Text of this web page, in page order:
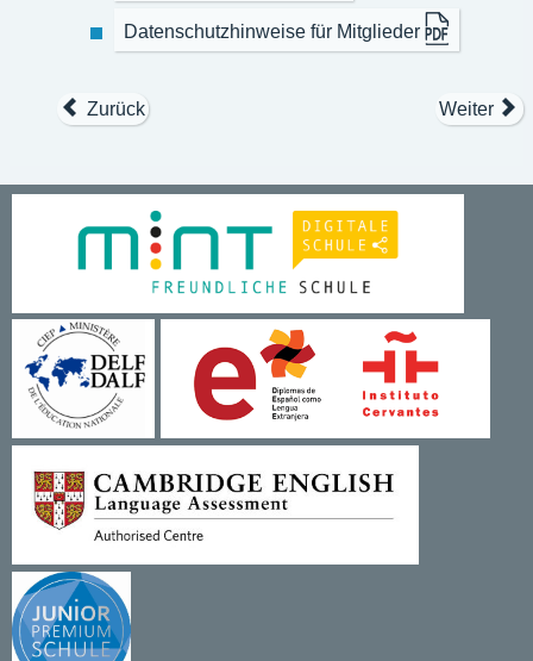
Datenschutzhinweise für Mitglieder
Zurück Weiter